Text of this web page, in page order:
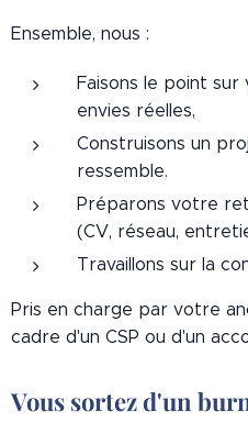
Ensemble, nous :
Faisons le point
envies réelles,
Construisons un
ressemble.
Préparons votre
(CV, réseau,
Travaillons sur la
Pris en charge par votre
cadre d'un CSP ou d'un
Vous sortez d'un